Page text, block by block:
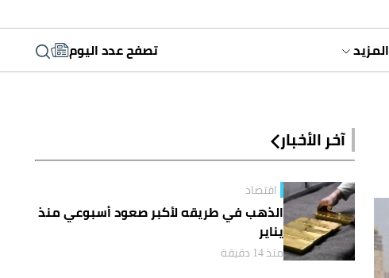
المزيد تصفح عدد اليوم
آخر الأخبار
اقتصاد
الذهب في طريقه لأكبر صعود أسبوعي منذ
يناير
منذ 14 دقيقة